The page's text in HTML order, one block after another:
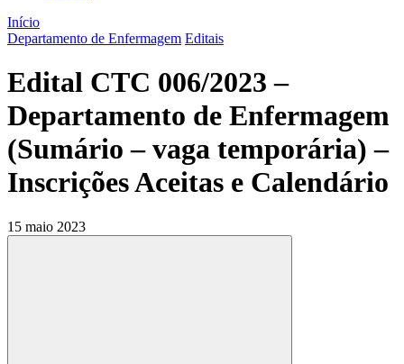
Início
Departamento de Enfermagem Editais
Edital CTC 006/2023 –
Departamento de Enfermagem
(Sumário – vaga temporária) –
Inscrições Aceitas e Calendário
15 maio 2023